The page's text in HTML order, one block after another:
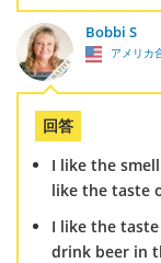
Bobbi S
アメリカ
回答
I like the
like the taste
I like the
drink beer in